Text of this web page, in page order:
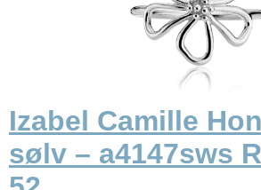
Izabel Camille
sølv – a4147sws